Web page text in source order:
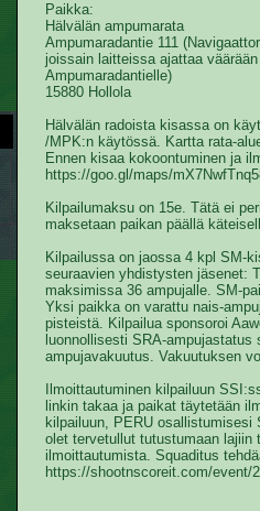
Paikka:
Hälvälän ampumarata
Ampumaradantie 111
joissain laitteissa ajattaa
Ampumaradantielle)
15880 Hollola
Hälvälän radoista kisassa on
/MPK:n käytössä. Kartta rata-
Ennen kisaa kokoontuminen ja
https://goo.gl/maps/
Kilpailumaksu on 15e. Tätä ei
maksetaan paikan päällä
Kilpailussa on jaossa 4 kpl SM-
seuraavien yhdistysten jäsenet:
maksimissa 36 ampujalle. SM-
Yksi paikka on varattu nais-
pisteistä. Kilpailua sponsoroi
luonnollisesti SRA-
ampujavakuutus. Vakuutuksen
Ilmoittautuminen kilpailuun
linkin takaa ja paikat täytetään
kilpailuun, PERU
olet tervetullut tutustumaan
ilmoittautumista. Squaditus
https://shootnscoreit.com/event/